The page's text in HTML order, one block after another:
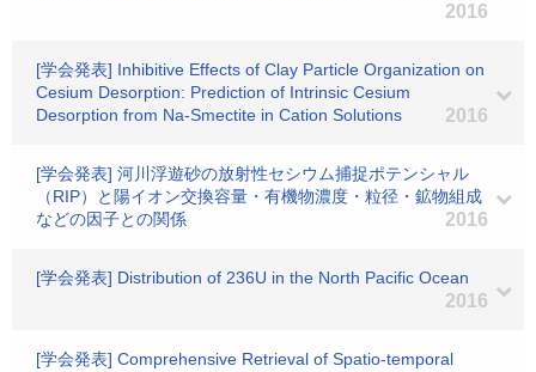
2016
[学会発表] Inhibitive Effects of Clay Particle Organization on
Cesium Desorption: Prediction of Intrinsic Cesium
Desorption from Na-Smectite in Cation Solutions
2016
[学会発表] 河川浮遊砂の放射性セシウム捕捉ポテンシャル
（RIP）と陽イオン交換容量・有機物濃度・粒径・鉱物組成
などの因子との関係
2016
[学会発表] Distribution of 236U in the North Pacific Ocean
2016
[学会発表] Comprehensive Retrieval of Spatio-temporal